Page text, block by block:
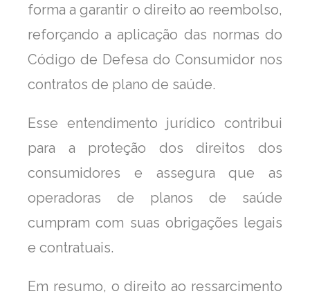
forma a garantir o direito ao reembolso,
reforçando a aplicação das normas do
Código de Defesa do Consumidor nos
contratos de plano de saúde.
Esse entendimento jurídico contribui
para a proteção dos direitos dos
consumidores e assegura que as
operadoras de planos de saúde
cumpram com suas obrigações legais
e contratuais.
Em resumo, o direito ao ressarcimento